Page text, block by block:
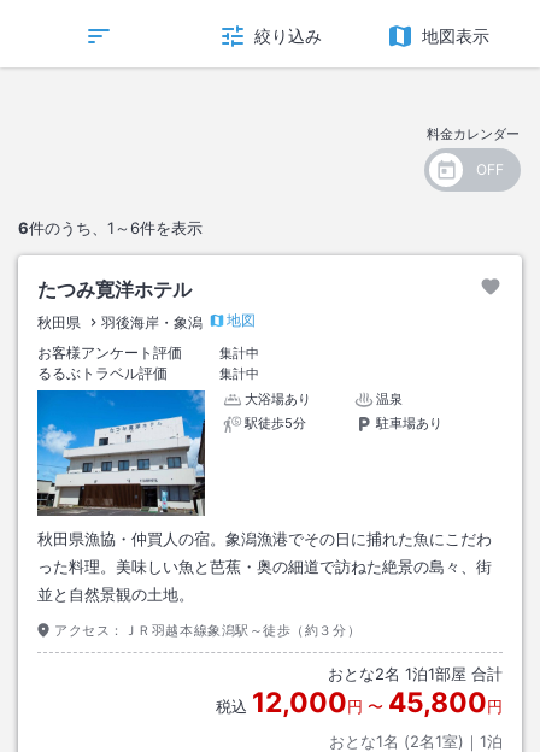
絞り込み 地図表示
料金カレンダー
6件のうち、 1～6件を表示
たつみ寛洋ホテル
秋田県 羽後海岸・象潟
地図
お客様アンケート評価
集計中
るるぶトラベル評価
集計中
大浴場あり
温泉
駅徒歩5分
駐車場あり
秋田県漁協・仲買人の宿。象潟漁港でその日に捕れた魚にこだわ
った料理。美味しい魚と芭蕉・奥の細道で訪ねた絶景の島々、街
並と自然景観の土地。
アクセス： ＪＲ羽越本線象潟駅～徒歩（約３分）
おとな2名 1泊1部屋 合計
税込 12,000円 〜 45,800円
おとな1名 (2名1室)｜ 1泊